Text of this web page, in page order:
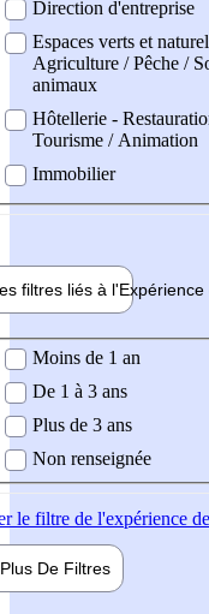
Direction d'entreprise
Espaces verts et
Agriculture / Pêche /
animaux
Hôtellerie -
Tourisme / Animation
Immobilier
filtres liés à l'Expérience
demandée
Moins de 1 an
De 1 à 3 ans
Plus de 3 ans
Non renseignée
le filtre de l'expérience
Plus De Filtres